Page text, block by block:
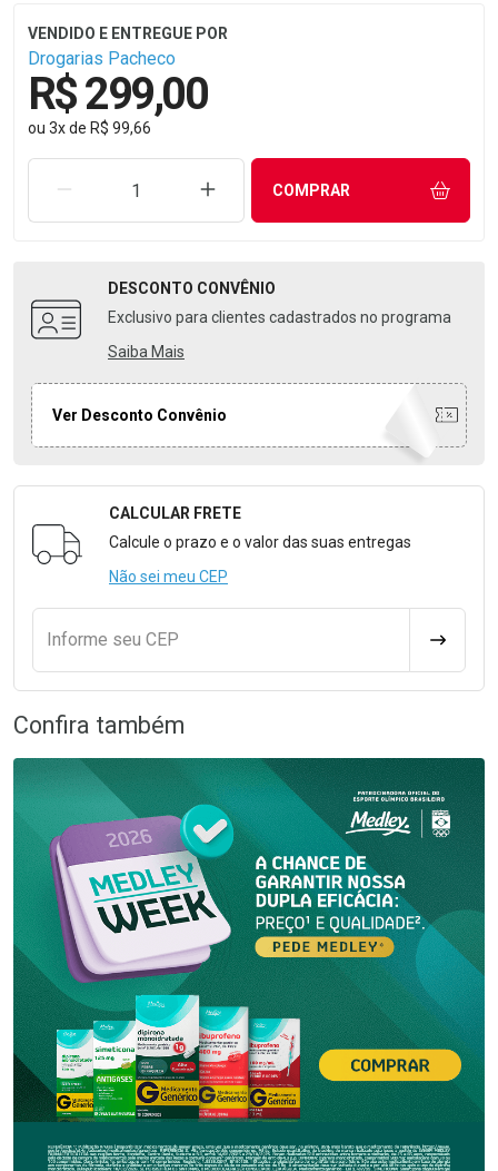
Drogarias Pacheco
R$ 299,00
ou 3xde R$ 99,66
REMOVER UMA UNIDADEAUMENTAR UMA UNIDADE
COMPRAR
DESCONTO CONVÊNIO
Exclusivo para clientes cadastrados no programa
Saiba Mais
Ver Desconto Convênio
Formulário para Calcular o Frete
CALCULAR FRETE
Calcule o prazo e o valor das suas entregas
Não sei meu CEP
Informe seu CEP
Confira também